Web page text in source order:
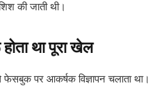
की जाती थी।
था पूरा खेल
पर आकर्षक विज्ञापन चलाता था।